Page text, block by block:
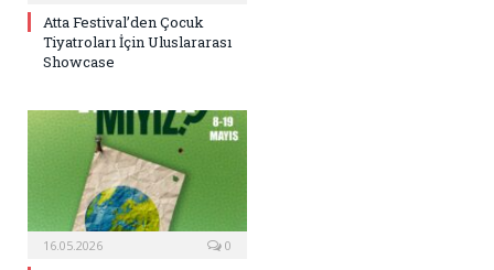
Atta Festival’den Çocuk
Tiyatroları İçin Uluslararası
Showcase
16.05.2026 0